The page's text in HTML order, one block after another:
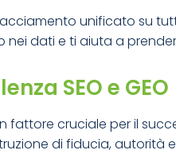
unificato su
nei dati e ti aiuta a
SEO e GEO
fattore cruciale per il
di fiducia, autorità